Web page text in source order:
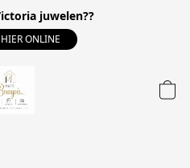
juwelen??
ONLINE